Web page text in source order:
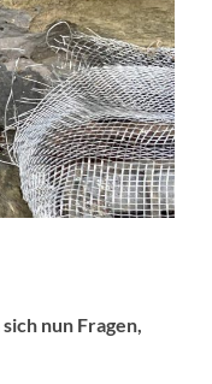
nun Fragen,